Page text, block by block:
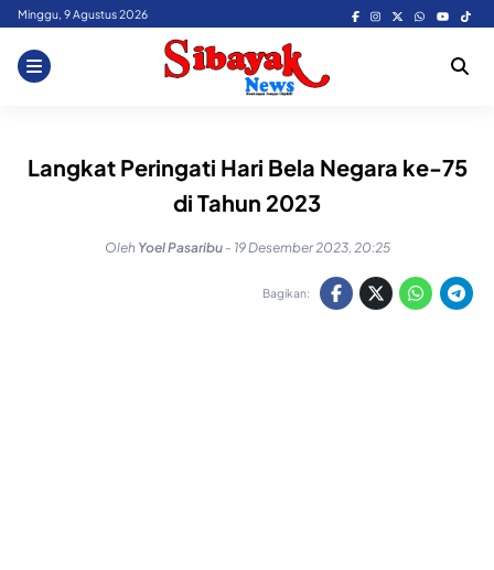
Skip
content
Minggu, 9 Agustus 2026
Langkat Peringati Hari Bela Negara ke-75
di Tahun 2023
Oleh Yoel Pasaribu - 19 Desember 2023, 20:25
Bagikan: